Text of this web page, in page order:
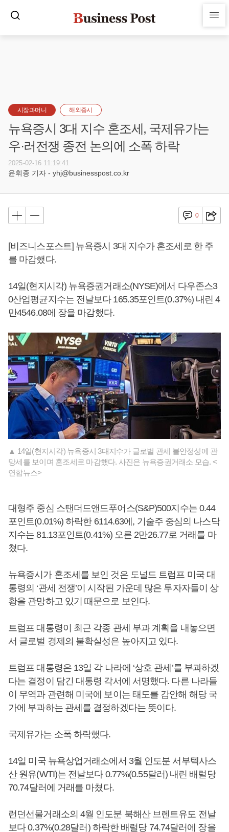
시장과머니 해외증시
뉴욕증시 3대 지수 혼조세, 국제유가는
우·러전쟁 종전 논의에 소폭 하락
2025-02-16 11:19:41
윤휘종 기자 - yhj@businesspost.co.kr
0
[비즈니스포스트] 뉴욕증시 3대 지수가 혼조세로 한 주
를 마감했다.
14일(현지시각) 뉴욕증권거래소(NYSE)에서 다우존스3
0산업평균지수는 전날보다 165.35포인트(0.37%) 내린 4
만4546.08에 장을 마감했다.
▲ 14일(현지시각) 뉴욕증시 3대지수가 글로벌 관세 불안정성에 관
망세를 보이며 혼조세로 마감했다. 사진은 뉴욕증권거래소 모습. <
연합뉴스>
대형주 중심 스탠더드앤드푸어스(S&P)500지수는 0.44
포인트(0.01%) 하락한 6114.63에, 기술주 중심의 나스닥
지수는 81.13포인트(0.41%) 오른 2만26.77로 거래를 마
쳤다.
뉴욕증시가 혼조세를 보인 것은 도널드 트럼프 미국 대
통령의 ‘관세 전쟁’이 시작된 가운데 많은 투자자들이 상
황을 관망하고 있기 때문으로 보인다.
트럼프 대통령이 최근 각종 관세 부과 계획을 내놓으면
서 글로벌 경제의 불확실성은 높아지고 있다.
트럼프 대통령은 13일 각 나라에 ‘상호 관세’를 부과하겠
다는 결정이 담긴 대통령 각서에 서명했다. 다른 나라들
이 무역과 관련해 미국에 보이는 태도를 감안해 해당 국
가에 부과하는 관세를 결정하겠다는 뜻이다.
국제유가는 소폭 하락했다.
14일 미국 뉴욕상업거래소에서 3월 인도분 서부텍사스
산 원유(WTI)는 전날보다 0.77%(0.55달러) 내린 배럴당
70.74달러에 거래를 마쳤다.
런던선물거래소의 4월 인도분 북해산 브렌트유도 전날
보다 0.37%(0.28달러) 하락한 배럴당 74.74달러에 장을